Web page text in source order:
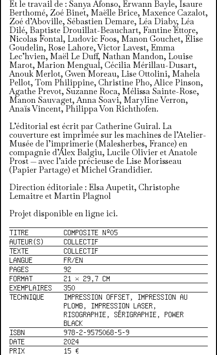
Et le travail de : Sanya Afonso, Erwann Bayle, Isaure
Berthomé, Zoé Binet, Maëlle Brice, Maxence Cazalot,
Zoé d’Aboville, Sébastien Demare, Léa Diaby, Léa
Dilé, Baptiste Drouillat-Beauchart, Fantine Ettore,
Nicolas Fontal, Ludovic Foos, Manon Gouchet, Élise
Goudelin, Rose Lahore, Victor Lavest, Emma
Lec’hvien, Maël Le Duff, Nathan Mandon, Louise
Marot, Marion Mengual, Cécilia Mérillau-Dusart,
Anouk Merlot, Gwen Moreau, Lise Ottolini, Mahela
Pellot, Tom Philippine, Christine Pho, Alice Pinson,
Agathe Prevot, Suzanne Roca, Mélissa Sainte-Rose,
Manon Sauvaget, Anna Soavi, Maryline Verron,
Anaïs Vincent, Philippa Von Richthofen.
L’éditorial est écrit par Catherine Guiral. La
couverture est imprimée sur les machines de l’Atelier-
Musée de l’imprimerie (Malesherbes, France) en
compagnie d’Alex Balgiu, Lucile Olivier et Anatole
Prost — avec l’aide précieuse de Lise Morisseau
(Papier Partage) et Michel Grandidier.
Direction éditoriale : Elsa Aupetit, Christophe
Lemaitre et Martin Plagnol
Projet disponible en ligne ici.
TITRE
COMPOSITE Nº05
AUTEUR(S)
COLLECTIF
TEXTE
COLLECTIF
LANGUE
FR/EN
PAGES
92
FORMAT
21 × 29,7 CM
EXEMPLAIRES
350
TECHNIQUE
IMPRESSION OFFSET, IMPRESSION AU
PLOMB, IMPRESSION LASER,
RISOGRAPHIE, SÉRIGRAPHIE, POWER
BLACK
ISBN
978-2-9575068-5-9
DATE
2024
PRIX
15 €